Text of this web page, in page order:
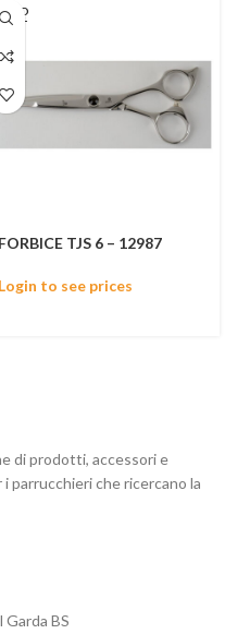
SOLD
OUT
FORBICE TJS 6 – 12987
Login to see prices
di prodotti, accessori e
parrucchieri che ricercano la
BS